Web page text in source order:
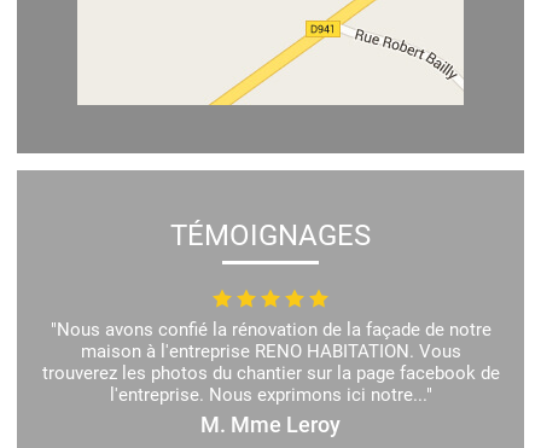
TÉMOIGNAGES
"Nous avons confié la rénovation de la façade de notre
maison à l'entreprise RENO HABITATION. Vous
trouverez les photos du chantier sur la page facebook de
l'entreprise. Nous exprimons ici notre..."
M. Mme Leroy